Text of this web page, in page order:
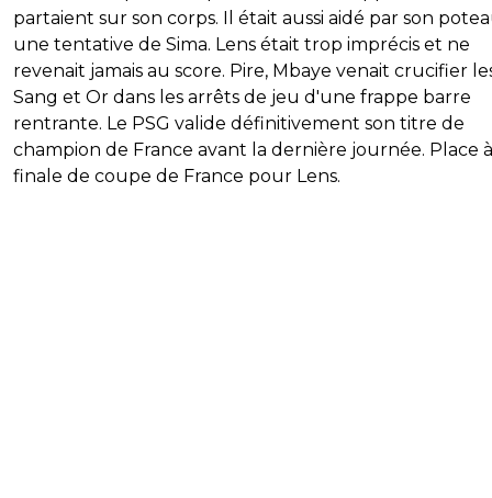
partaient sur son corps. Il était aussi aidé par son
une tentative de Sima. Lens était trop imprécis et ne
revenait jamais au score. Pire, Mbaye venait crucifier
Sang et Or dans les arrêts de jeu d'une frappe barre
rentrante. Le PSG valide définitivement son titre de
champion de France avant la dernière journée. Place
finale de coupe de France pour Lens.